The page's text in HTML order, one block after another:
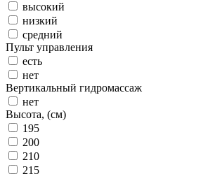
высокий
низкий
средний
Пульт управления
есть
нет
Вертикальный гидромассаж
нет
Высота, (см)
195
200
210
215